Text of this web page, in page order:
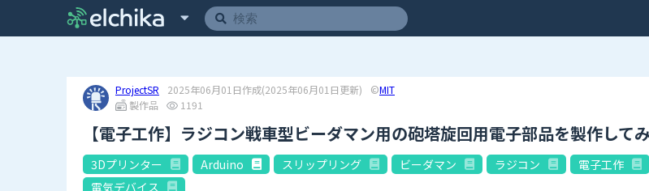
ProjectSR 2025年06月01日作成(2025年06月01日更新) ©MIT
製作品
1191
【電子工作】ラジコン戦車型ビーダマン用の砲塔旋回用電子部品を製作して
3Dプリンター Arduino スリップリング ビーダマン ラジコン
電子工作
電気デバイス